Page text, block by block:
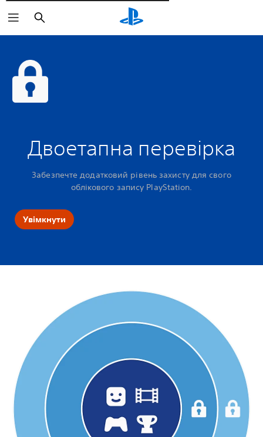
Пошук
Двоетапна перевірка
Забезпечте додатковий рівень захисту для свого
облікового запису PlayStation.
Увімкнути